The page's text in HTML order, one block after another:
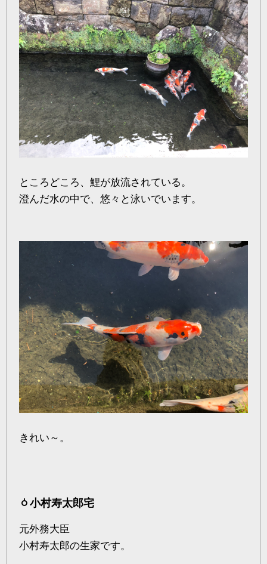
ところどころ、鯉が放流されている。
澄んだ水の中で、悠々と泳いでいます。
きれい～。
小村寿太郎宅
元外務大臣
小村寿太郎の生家です。